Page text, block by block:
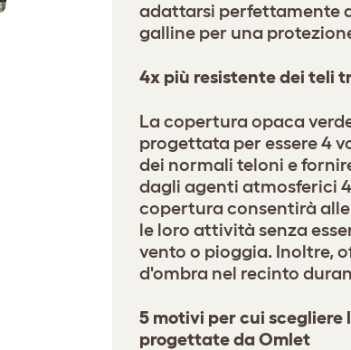
adattarsi perfettamente
galline per una
4x più resistente dei teli
La copertura opaca
progettata per essere 4
dei normali teloni e
dagli agenti atmosferici
copertura consentirà
le loro attività senza
vento o pioggia. Inoltre,
d'ombra nel recinto
5 motivi per cui
progettate da Omlet